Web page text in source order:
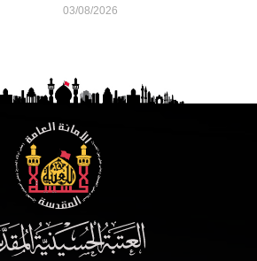
03/08/2026